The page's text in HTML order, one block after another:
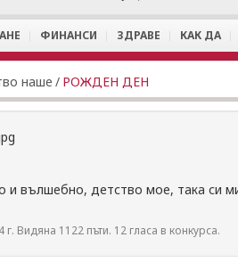
ФИНАНСИ ЗДРАВЕ КАК ДА
наше / РОЖДЕН ДЕН
и вълшебно, детство мое, така си
Видяна 1122 пъти. 12 гласа в конкурса.